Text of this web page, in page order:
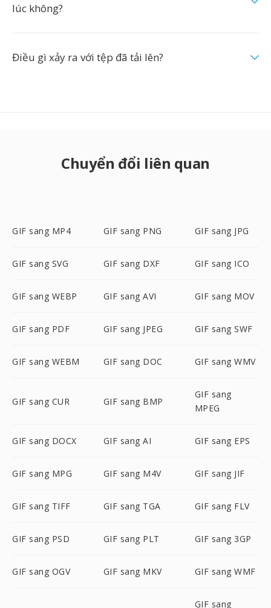
lúc không?
Điều gì xảy ra với tệp đã tải lên?
Chuyển đổi liên quan
GIF sang MP4 GIF sang PNG GIF sang JPG
GIF sang SVG GIF sang DXF GIF sang ICO
GIF sang WEBP GIF sang AVI GIF sang MOV
GIF sang PDF GIF sang JPEG GIF sang SWF
GIF sang WEBM GIF sang DOC GIF sang WMV
GIF sang CUR GIF sang BMP
GIF sang
MPEG
GIF sang DOCX GIF sang AI GIF sang EPS
GIF sang MPG GIF sang M4V GIF sang JIF
GIF sang TIFF GIF sang TGA GIF sang FLV
GIF sang PSD GIF sang PLT GIF sang 3GP
GIF sang OGV GIF sang MKV GIF sang WMF
GIF sang